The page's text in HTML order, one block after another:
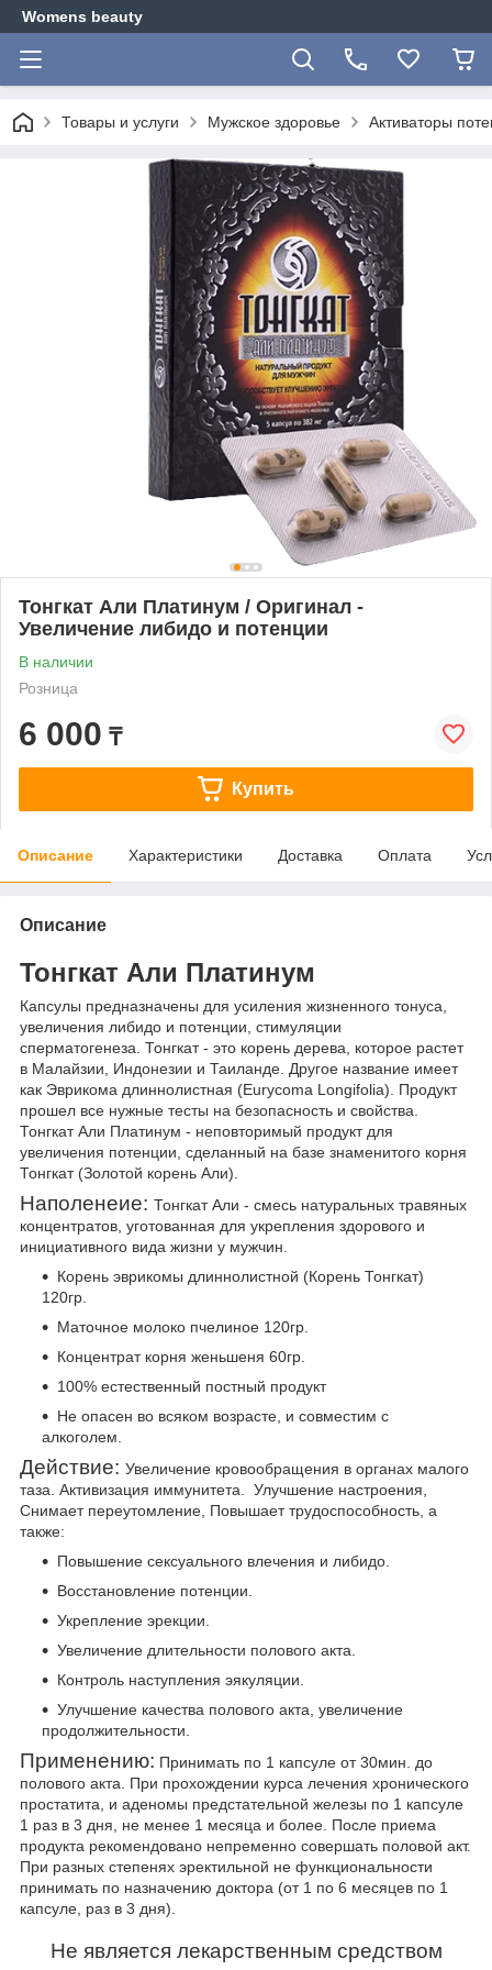
Womens beauty
Товары и услуги Мужское здоровье Активаторы
Тонгкат Али Платинум / Оригинал -
Увеличение либидо и потенции
В наличии
Розница
6 000 ₸
Купить
Описание Характеристики Доставка Оплата
Описание
Тонгкат Али Платинум
Капсулы предназначены для усиления жизненного тонуса,
увеличения либидо и потенции, стимуляции
сперматогенеза. Тонгкат - это корень дерева, которое растет
в Малайзии, Индонезии и Таиланде. Другое название имеет
как Эврикома длиннолистная (Eurycoma Longifolia). Продукт
прошел все нужные тесты на безопасность и свойства.
Тонгкат Али Платинум - неповторимый продукт для
увеличения потенции, сделанный на базе знаменитого корня
Тонгкат (Золотой корень Али).
Наполенеие: Тонгкат Али - смесь натуральных травяных
концентратов, уготованная для укрепления здорового и
инициативного вида жизни у мужчин.
Корень эврикомы длиннолистной (Корень Тонгкат)
120гр.
Маточное молоко пчелиное 120гр.
Концентрат корня женьшеня 60гр.
100% естественный постный продукт
Не опасен во всяком возрасте, и совместим с
алкоголем.
Действие: Увеличение кровообращения в органах малого
таза. Активизация иммунитета. Улучшение настроения,
Снимает переутомление, Повышает трудоспособность, а
также:
Повышение сексуального влечения и либидо.
Восстановление потенции.
Укрепление эрекции.
Увеличение длительности полового акта.
Контроль наступления эякуляции.
Улучшение качества полового акта, увеличение
продолжительности.
Применению: Принимать по 1 капсуле от 30мин. до
полового акта. При прохождении курса лечения хронического
простатита, и аденомы предстательной железы по 1 капсуле
1 раз в 3 дня, не менее 1 месяца и более. После приема
продукта рекомендовано непременно совершать половой акт.
При разных степенях эректильной не функциональности
принимать по назначению доктора (от 1 по 6 месяцев по 1
капсуле, раз в 3 дня).
Не является лекарственным средством